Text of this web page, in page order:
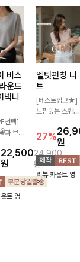
비스
운드
넥니
선택]
과 브이
디자
향에
가능
니트
실루
러운
로 단독
22,500
원
24,900
원
트 영
엘팃펀칭 니
트
[베스트입고★]
느낌있는 스퀘어
으로 세련됨이
묻어나는 니트:)
시원쫀쫀함 가
득, 여성스러운
룩을 완성해봐요
♡
27%원
리뷰 카운트 영
역